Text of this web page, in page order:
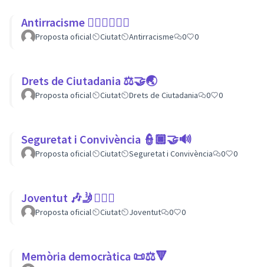
Antirracisme ✊🏾✊🏼✊🏿
Proposta oficial Ciutat Antirracisme 0 0
Drets de Ciutadania ⚖️🤝🌏
Proposta oficial Ciutat Drets de Ciutadania 0 0
Seguretat i Convivència 👮🏿🤝🔊
Proposta oficial Ciutat Seguretat i Convivència 0 0
Joventut 🎶🤳🙇🏽‍♀
Proposta oficial Ciutat Joventut 0 0
Memòria democràtica 📜⚖️🔻